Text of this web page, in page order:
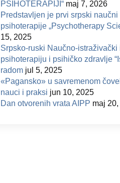
PSIHOTERAPIJI“ maj 7, 2026
Predstavljen je prvi srpski
psihoterapije „Psychotherapy
15, 2025
Srpsko-ruski Naučno-istraživački
psihoterapiju i psihičko zdravlje
radom jul 5, 2025
«Pagansko» u savremenom
nauci i praksi jun 10, 2025
Dan otvorenih vrata AIPP maj